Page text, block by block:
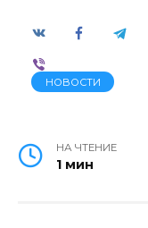
НОВОСТИ
НА ЧТЕНИЕ
1 мин